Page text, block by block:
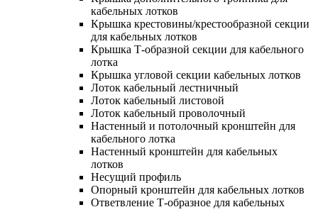
кабельных лотков
Крышка крестовины/крестообразной секции
для кабельных лотков
Крышка Т-образной секции для кабельного
лотка
Крышка угловой секции кабельных лотков
Лоток кабельный лестничный
Лоток кабельный листовой
Лоток кабельный проволочный
Настенный и потолочный кронштейн для
кабельного лотка
Настенный кронштейн для кабельных
лотков
Несущий профиль
Опорный кронштейн для кабельных лотков
Ответвление Т-образное для кабельных